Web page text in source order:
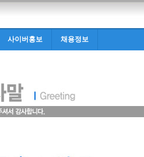
사이버홍보 채용정보